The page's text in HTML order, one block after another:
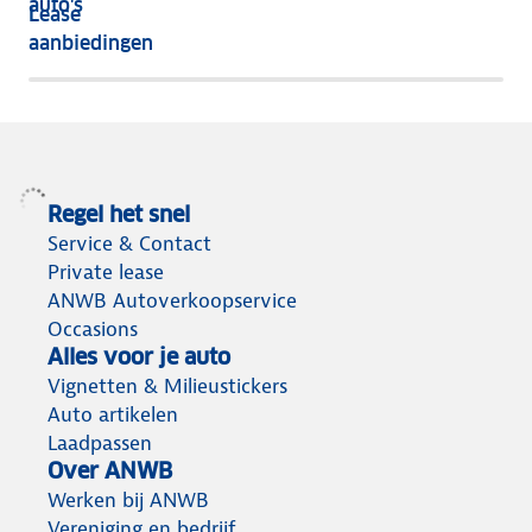
Lease
aanbiedingen
het
meeste
auto's
Regel het snel
Service & Contact
Private lease
ANWB Autoverkoopservice
Occasions
Alles voor je auto
Vignetten & Milieustickers
Auto artikelen
Laadpassen
Over ANWB
Werken bij ANWB